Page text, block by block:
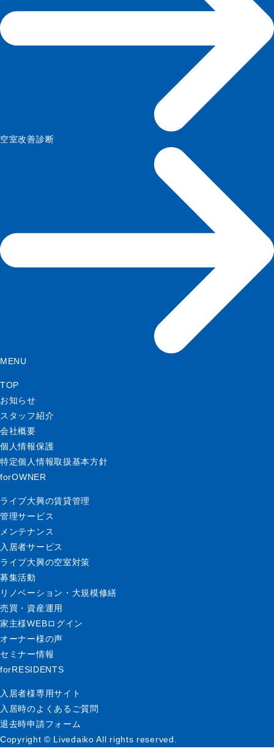
空室改善診断
MENU
TOP
お知らせ
スタッフ紹介
会社概要
個人情報保護
特定個人情報取扱基本方針
forOWNER
ライブ大興の賃貸管理
管理サービス
メンテナンス
入居者サービス
ライブ大興の空室対策
募集活動
リノベーション・大規模修繕
売買・資産運用
家主様WEBログイン
オーナー様の声
セミナー情報
forRESIDENTS
入居者様専用サイト
入居時のよくあるご質問
退去時申請フォーム
Copyright © Livedaiko All rights reserved.